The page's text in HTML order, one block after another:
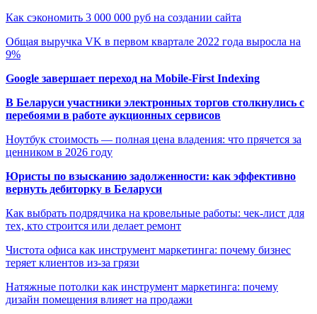
Как сэкономить 3 000 000 руб на создании сайта
Общая выручка VK в первом квартале 2022 года выросла на
9%
Google завершает переход на Mobile-First Indexing
В Беларуси участники электронных торгов столкнулись с
перебоями в работе аукционных сервисов
Ноутбук стоимость — полная цена владения: что прячется за
ценником в 2026 году
Юристы по взысканию задолженности: как эффективно
вернуть дебиторку в Беларуси
Как выбрать подрядчика на кровельные работы: чек-лист для
тех, кто строится или делает ремонт
Чистота офиса как инструмент маркетинга: почему бизнес
теряет клиентов из-за грязи
Натяжные потолки как инструмент маркетинга: почему
дизайн помещения влияет на продажи